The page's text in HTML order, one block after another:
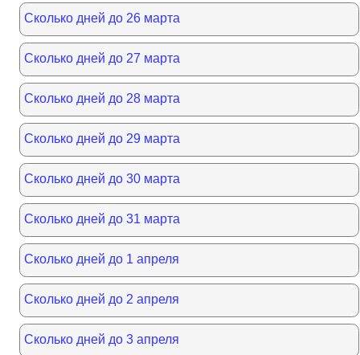
Сколько дней до 26 марта
Сколько дней до 27 марта
Сколько дней до 28 марта
Сколько дней до 29 марта
Сколько дней до 30 марта
Сколько дней до 31 марта
Сколько дней до 1 апреля
Сколько дней до 2 апреля
Сколько дней до 3 апреля